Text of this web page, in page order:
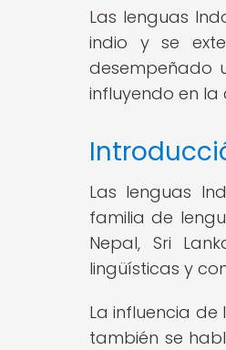
Las lenguas
indio y se
desempeñado
influyendo en la
Las lenguas
familia de
Nepal, Sri
lingüísticas y
La influencia de
también se